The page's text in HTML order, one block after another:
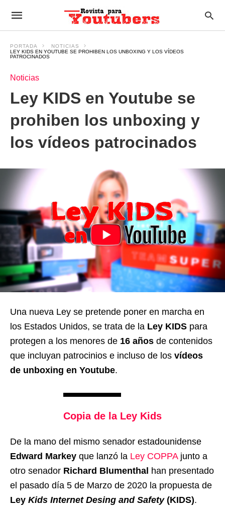
PORTADA
NOTICIAS
LEY KIDS EN YOUTUBE SE PROHIBEN LOS UNBOXING Y LOS VÍDEOS
PATROCINADOS
Noticias
Ley KIDS en Youtube se
prohiben los unboxing y
los vídeos patrocinados
Una nueva Ley se pretende poner en marcha en
los Estados Unidos, se trata de la Ley KIDS para
protegen a los menores de 16 años de contenidos
que incluyan patrocinios e incluso de los vídeos
de unboxing en Youtube.
Copia de la Ley Kids
De la mano del mismo senador estadounidense
Edward Markey que lanzó la Ley COPPAjunto a
otro senador Richard Blumenthal han presentado
el pasado día 5 de Marzo de 2020 la propuesta de
Ley Kids Internet Desing and Safety(KIDS).